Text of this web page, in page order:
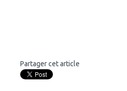
Partager cet article